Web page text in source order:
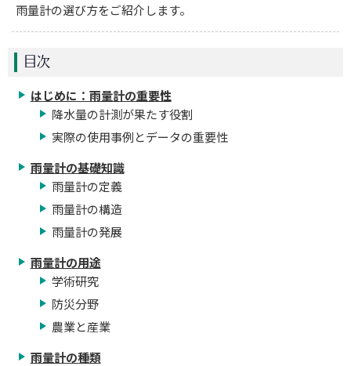
雨量計の選び方をご紹介します。
目次
はじめに：雨量計の重要性
降水量の計測が果たす役割
実際の使用事例とデータの重要性
雨量計の基礎知識
雨量計の定義
雨量計の構造
雨量計の発展
雨量計の用途
学術研究
防災分野
農業と産業
雨量計の種類